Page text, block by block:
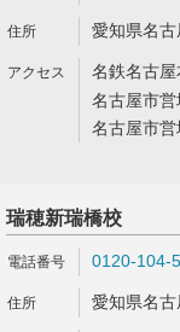
愛知県名
名鉄名古
名古屋市
名古屋市
瑞穂新瑞橋校
0120-104-
愛知県名